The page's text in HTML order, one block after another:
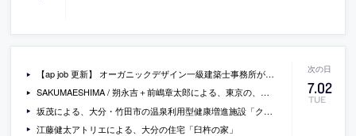
7.02
TUE
【ap job 更新】 オーガニックデザイン一級建築士事務所が、設計スタッフ(経験者)を募集中
SAKUMAESHIMA / 朔永吉＋前嶋章太郎による、東京の、ソニー品川本社の研修機能と人事採用のためのエリア「SONY 品川本社 PORT」
坂茂による、大分・竹田市の温泉利用型健康増進施設「クアパーク長湯」の写真
江藤健太アトリエによる、大分の住宅「臼杵の家」